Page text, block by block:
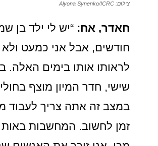
צילום: Alyona Synenko/ICRC
חאדר, אח: “יש לי ילד בן
חודשים, אבל אני כמעט ולא
לראותו אותו בימים האלה.
שישי, חדר המיון מוצף
במצב זה אתה צריך לעבוד
זמן לחשוב. המחשבות